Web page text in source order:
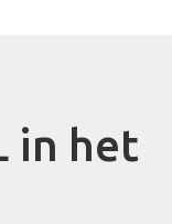
in het